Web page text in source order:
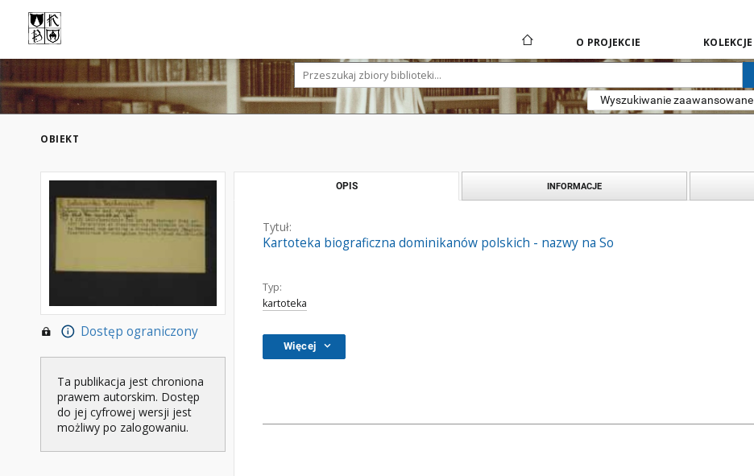
O PROJEKCIE KOLEKCJE
Wyszukiwanie zaawansowane
OBIEKT
Dostęp ograniczony
Ta publikacja jest chroniona
prawem autorskim. Dostęp
do jej cyfrowej wersji jest
możliwy po zalogowaniu.
OPIS INFORMACJE
Tytuł:
Kartoteka biograficzna dominikanów polskich - nazwy na So
Typ:
kartoteka
Więcej